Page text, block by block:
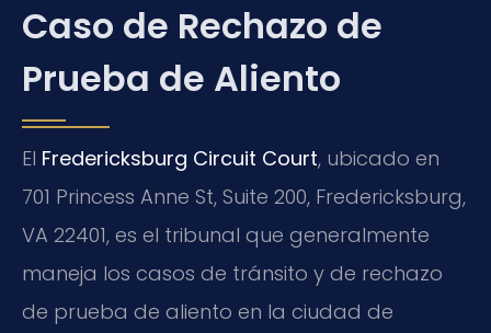
Caso de Rechazo de
Prueba de Aliento
El Fredericksburg Circuit Court, ubicado en
701 Princess Anne St, Suite 200, Fredericksburg,
VA 22401, es el tribunal que generalmente
maneja los casos de tránsito y de rechazo
de prueba de aliento en la ciudad de